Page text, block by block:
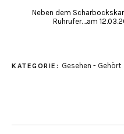
Neben dem
Ruhrufer….am
KATEGORIE: Gesehen - Gehört